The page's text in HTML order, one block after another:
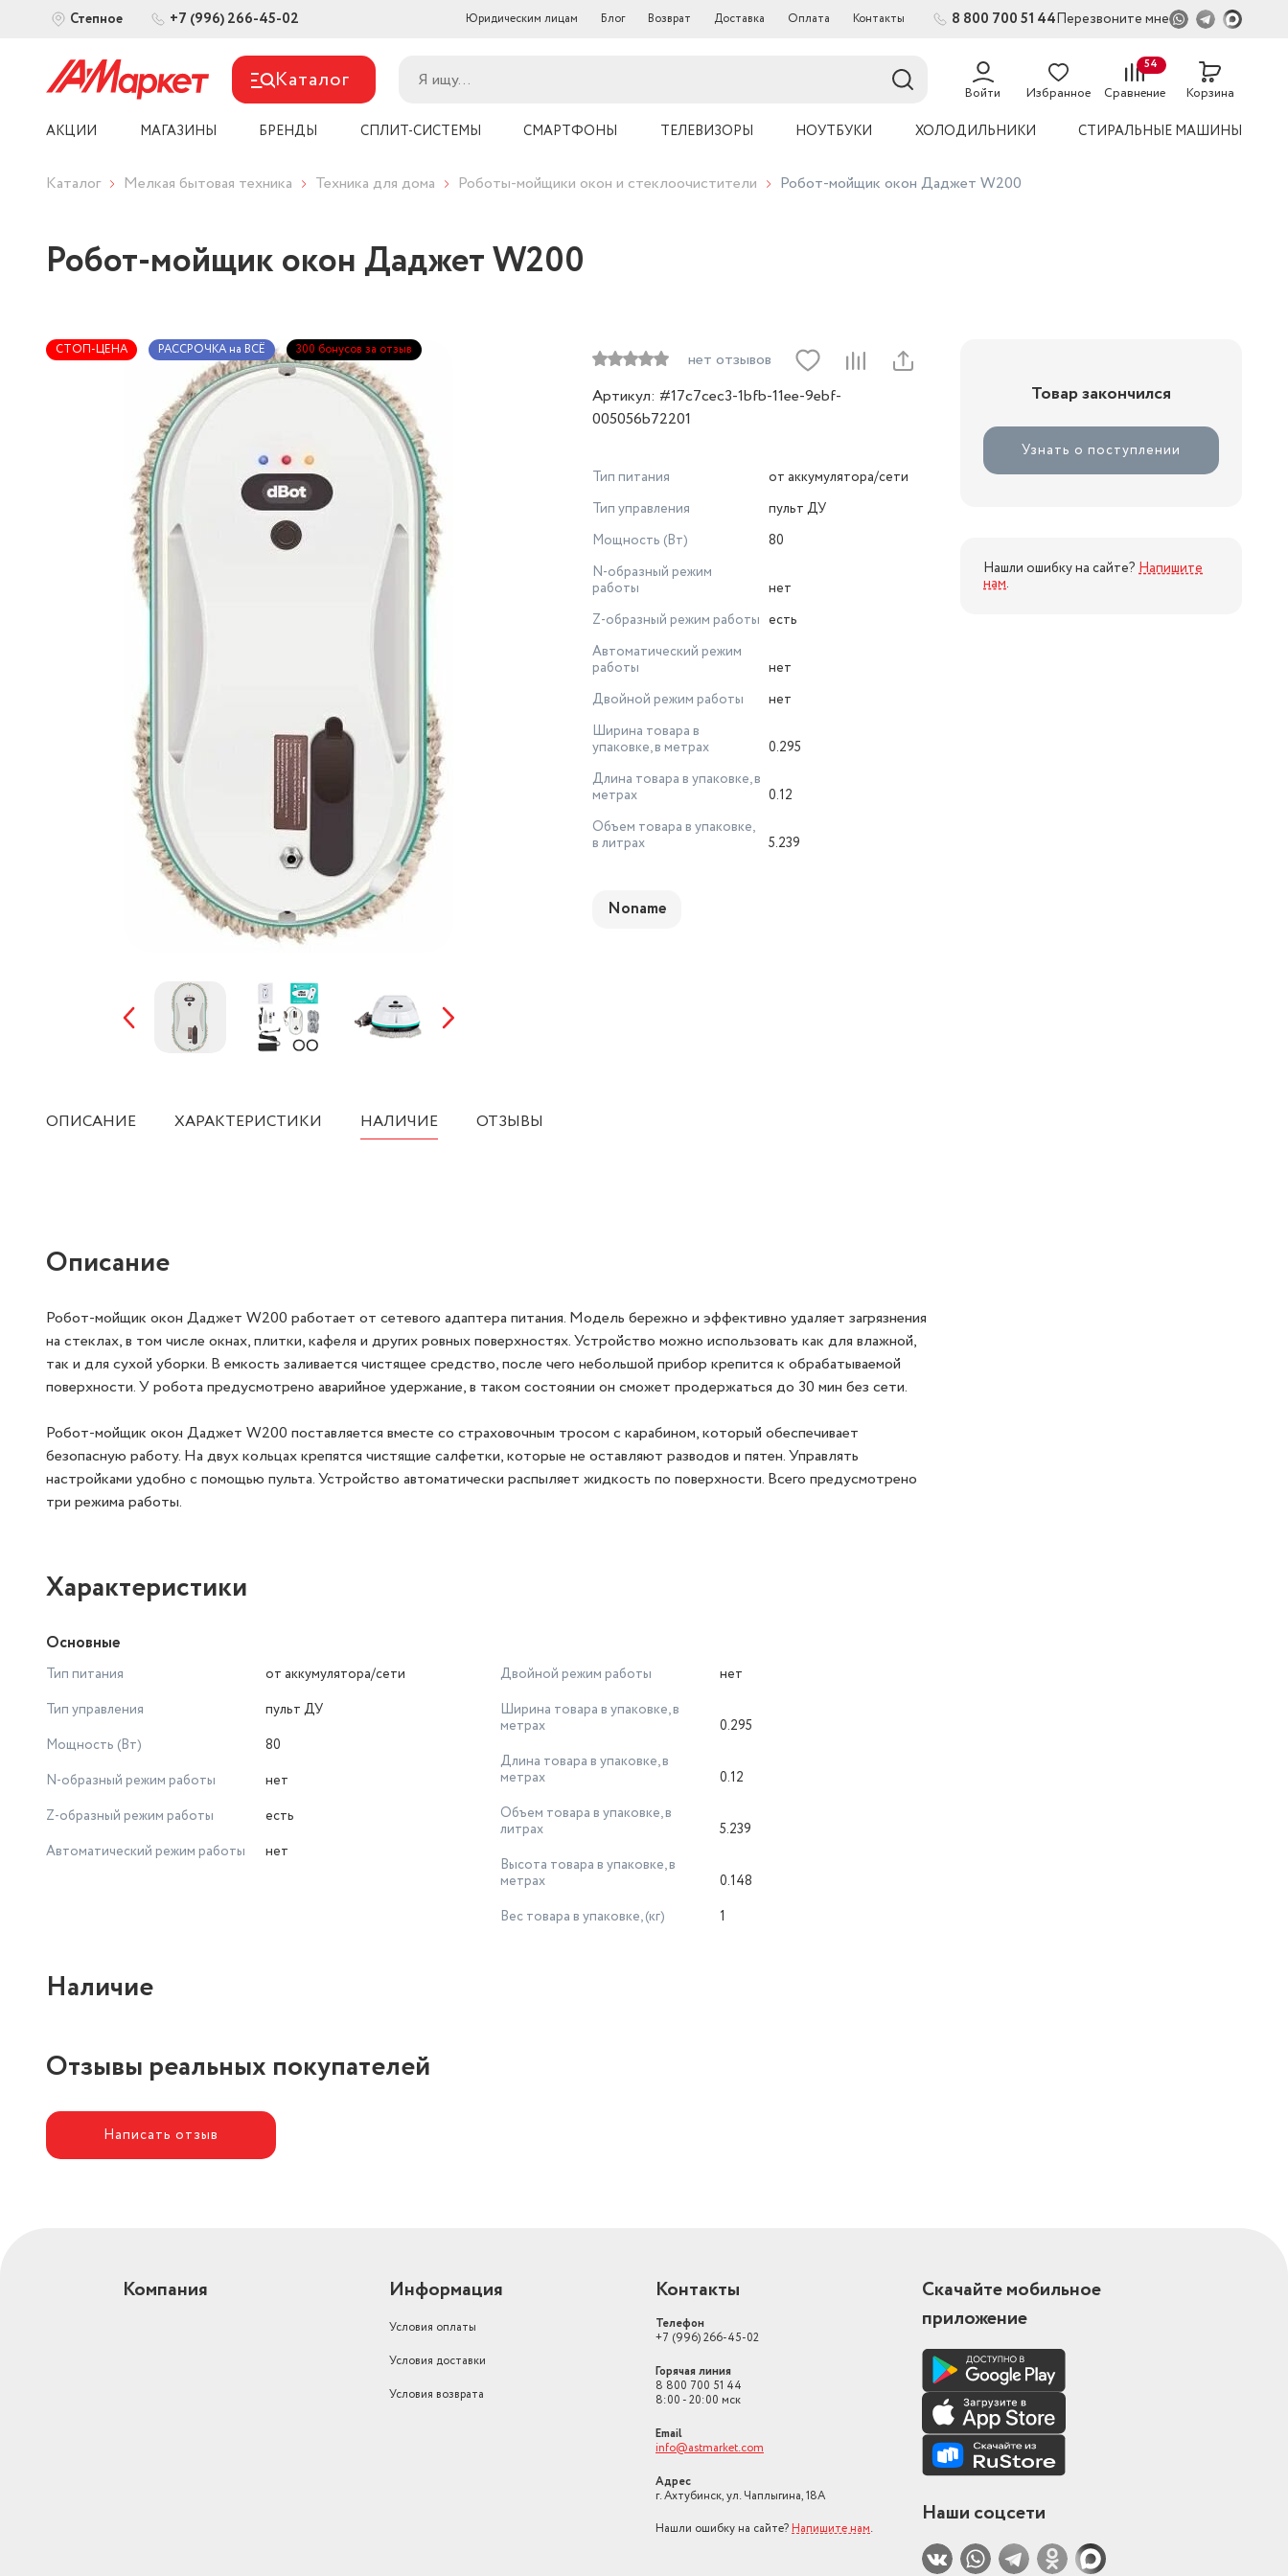
Степное +7 (996) 266-45-02 Юридическим лицам Блог Возврат Доставка Оплата Контакты 8 800 700 51 44Перезвоните мне
Каталог Войти Избранное Сравнение
54
Корзина
АКЦИИ МАГАЗИНЫ БРЕНДЫ СПЛИТ-СИСТЕМЫ СМАРТФОНЫ ТЕЛЕВИЗОРЫ НОУТБУКИ ХОЛОДИЛЬНИКИ СТИРАЛЬНЫЕ МАШИНЫ
Каталог Мелкая бытовая техника Техника для дома Роботы-мойщики окон и стеклоочистители Робот-мойщик окон Даджет W200
Робот-мойщик окон Даджет W200
СТОП-ЦЕНА РАССРОЧКА на ВСЁ 300 бонусов за отзыв
нет отзывов
Артикул: #17c7cec3-1bfb-11ee-9ebf-
005056b72201
Тип питания
от аккумулятора/сети
Тип управления
пульт ДУ
Мощность (Вт)
80
N-образный режим
работы
нет
Z-образный режим работы есть
Автоматический режим
работы
нет
Двойной режим работы
нет
Ширина товара в
упаковке, в метрах
0.295
Длина товара в упаковке, в
метрах
0.12
Объем товара в упаковке,
в литрах
5.239
Noname
Товар закончился
Узнать о поступлении
Нашли ошибку на сайте? Напишите
нам.
ОПИСАНИЕ ХАРАКТЕРИСТИКИ НАЛИЧИЕ ОТЗЫВЫ
Описание
Робот-мойщик окон Даджет W200 работает от сетевого адаптера питания. Модель бережно и эффективно удаляет загрязнения
на стеклах, в том числе окнах, плитки, кафеля и других ровных поверхностях. Устройство можно использовать как для влажной,
так и для сухой уборки. В емкость заливается чистящее средство, после чего небольшой прибор крепится к обрабатываемой
поверхности. У робота предусмотрено аварийное удержание, в таком состоянии он сможет продержаться до 30 мин без сети.
Робот-мойщик окон Даджет W200 поставляется вместе со страховочным тросом с карабином, который обеспечивает
безопасную работу. На двух кольцах крепятся чистящие салфетки, которые не оставляют разводов и пятен. Управлять
настройками удобно с помощью пульта. Устройство автоматически распыляет жидкость по поверхности. Всего предусмотрено
три режима работы.
Характеристики
Основные
Тип питания
от аккумулятора/сети
Тип управления
пульт ДУ
Мощность (Вт)
80
N-образный режим работы
нет
Z-образный режим работы
есть
Автоматический режим работы
нет
Двойной режим работы
нет
Ширина товара в упаковке, в
метрах
0.295
Длина товара в упаковке, в
метрах
0.12
Объем товара в упаковке, в
литрах
5.239
Высота товара в упаковке, в
метрах
0.148
Вес товара в упаковке, (кг)
1
Наличие
Отзывы реальных покупателей
Написать отзыв
Компания Информация
Условия оплаты
Условия доставки
Условия возврата
Контакты
Телефон
+7 (996) 266-45-02
Горячая линия
8 800 700 51 44
8:00 - 20:00 мск
Email
info@astmarket.com
Адрес
г. Ахтубинск, ул. Чаплыгина, 18А
Нашли ошибку на сайте? Напишите нам.
Скачайте мобильное
приложение
Наши соцсети